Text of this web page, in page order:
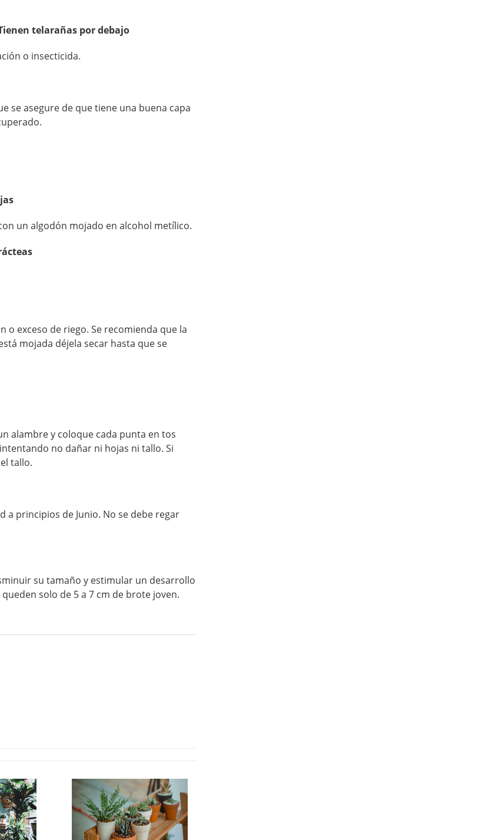
telarañas por debajo
o insecticida.
se asegure de que tiene una buena capa
un algodón mojado en alcohol metílico.
o exceso de riego. Se recomienda que la
mojada déjela secar hasta que se
alambre y coloque cada punta en tos
no dañar ni hojas ni tallo. Si
tallo.
principios de Junio. No se debe regar
su tamaño y estimular un desarrollo
solo de 5 a 7 cm de brote joven.